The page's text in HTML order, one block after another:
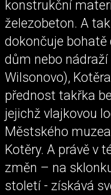
konstrukční
železobeton. A
dokončuje bohatě
dům nebo
Wilsonovo),
přednost takřka
jejichž vlajkovou
Městského
Kotěry. A právě v
změn – na
století - získává